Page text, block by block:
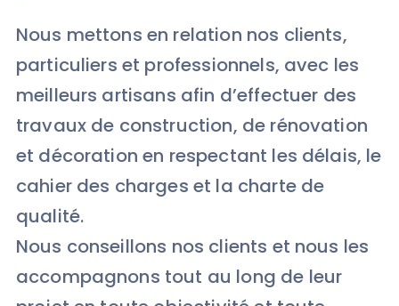
Nous mettons en relation nos clients,
particuliers et professionnels, avec les
meilleurs artisans afin d’effectuer des
travaux de construction, de rénovation
et décoration en respectant les délais, le
cahier des charges et la charte de
qualité.
Nous conseillons nos clients et nous les
accompagnons tout au long de leur